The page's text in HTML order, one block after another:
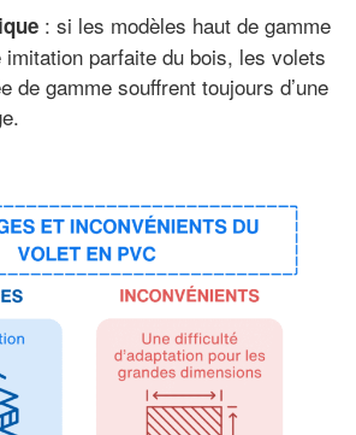
: si les modèles haut de gamme
imitation parfaite du bois, les volets
de gamme souffrent toujours d’une